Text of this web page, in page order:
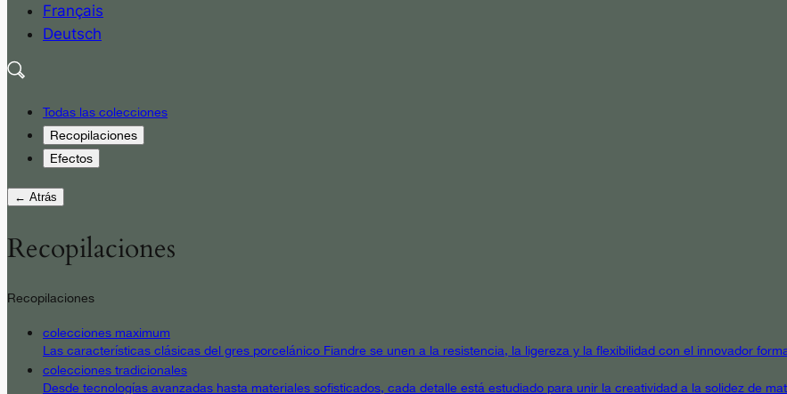
Français
Deutsch
Todas las colecciones
Recopilaciones
Efectos
← Atrás
Recopilaciones
Recopilaciones
colecciones maximum
Las características clásicas del gres porcelánico Fiandre se unen a la resistencia, la ligereza y la flexibilidad con el innovador
colecciones tradicionales
Desde tecnologías avanzadas hasta materiales sofisticados, cada detalle está estudiado para unir la creatividad a la solidez de